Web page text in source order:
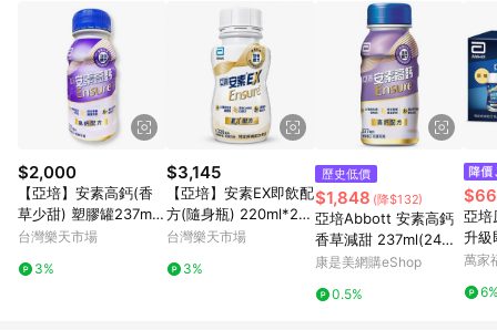
市場 45 天內完成訂單出貨及結帳，則不符合贈點資格。 (4) 如
使用APP、或中途瀏覽比價網、回饋網、Google等其他網頁、或
由網頁版(電腦版/手機版網頁)切換為App都將會造成追蹤中斷而
無法進行 LINE POINTS 回饋。 (5) LINE 購物為購物資訊整合性
平台，商品資料更新會有時間差，如顯示之商品規格、顏色、價
位、贈品與台灣樂天市場銷售網頁不符，以銷售網頁標示為準。
(6) 導購訂單已逾 365 天，根據台灣樂天回饋規定，逾期訂單將
不符合回饋資格。 (7) 若上述或其他原因，致使消費者無接收到
點數回饋或點數回饋有爭議，台灣樂天市場保有更改條款與法律
追訴之權利，活動詳情以樂天市場網站公告為準。
$2,000
【亞培】安素高鈣(香
草少甜) 塑膠罐237ml*
24瓶/箱 *健人館*
台灣樂天市場
3%
$3,145
【亞培】安素EX即飲配
方(隨身瓶) 220ml*24
瓶/箱 *健人館*
台灣樂天市場
3%
歷史低價
$1,848 (降$132)
亞培Abbott 安素高鈣
香草減甜 237ml(24入/
箱)
康是美網購eShop
0.5%
亞培
升級
萬家